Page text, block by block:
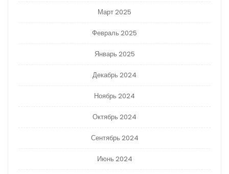
Март 2025
Февраль 2025
Январь 2025
Декабрь 2024
Ноябрь 2024
Октябрь 2024
Сентябрь 2024
Июнь 2024